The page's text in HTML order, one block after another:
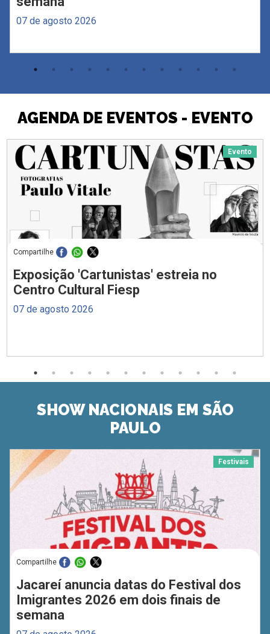
07 de agosto 2026
AGENDA DE EVENTOS - EVENTO
Evento
Compartilhe
Exposição 'Cartunistas' estreia no
Centro Cultural Fiesp
07 de agosto 2026
SHOW NACIONAIS EM SÃO
PAULO
Festivais
Compartilhe
Jacareí anuncia datas do Festival dos
Imigrantes 2026 em dois finais de
semana